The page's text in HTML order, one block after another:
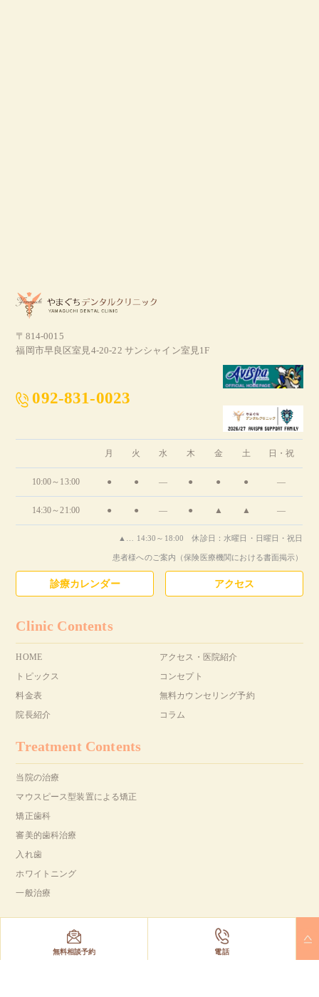
〒814-0015
福岡市早良区室見4-20-22 サンシャイン室見1F
092-831-0023
月 火 水 木 金 土 日・祝
10:00～13:00 ● ● ― ● ● ● ―
14:30～21:00 ● ● ― ● ▲ ▲ ―
▲… 14:30～18:00 休診日：水曜日・日曜日・祝日
患者様へのご案内（保険医療機関における書面掲示）
診療カレンダー アクセス
Clinic Contents
HOME
アクセス・医院紹介
トピックス
コンセプト
料金表
無料カウンセリング予約
院長紹介
コラム
Treatment Contents
当院の治療
マウスピース型装置による矯正
矯正歯科
審美的歯科治療
入れ歯
ホワイトニング
一般治療
Copyright(C) YAMAGUCHI Dental Clinic All Right Reserved.
無料相談予約 電話